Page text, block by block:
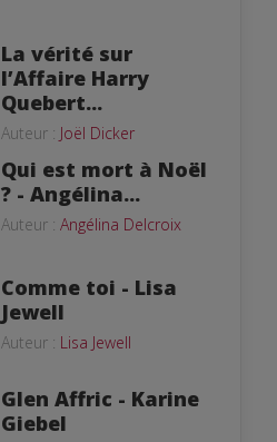
La vérité sur
l’Affaire Harry
Quebert...
Auteur : Joël Dicker
Qui est mort à Noël
? - Angélina...
Auteur : Angélina Delcroix
Comme toi - Lisa
Jewell
Auteur : Lisa Jewell
Glen Affric - Karine
Giebel